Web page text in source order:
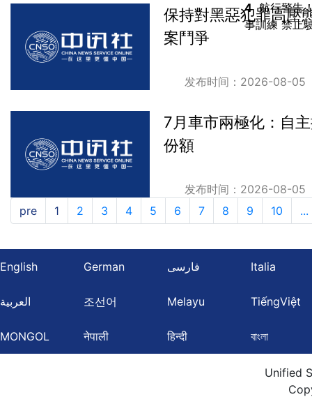
保持對黑惡犯罪高壓
案鬥爭
发布时间：2026-08-05
7月車市兩極化：自
份額
发布时间：2026-08-05
pre
1 2 3 4 5 6 7 8 9 10 ...
4 航行警告
事訓練 禁止
English German فارسی Italia
العربية 조선어 Melayu TiếngViệt
MONGOL नेपाली हिन्दी বাংলা
Unified